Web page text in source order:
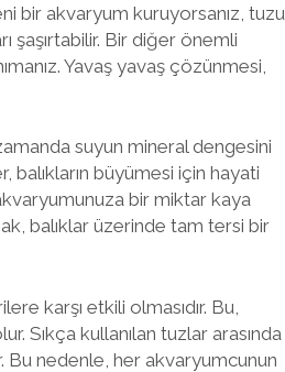
bir akvaryum kuruyorsanız, tuzu
şaşırtabilir. Bir diğer önemli
Yavaş yavaş çözünmesi,
suyun mineral dengesini
büyümesi için hayati
bir miktar kaya
balıklar üzerinde tam tersi bir
karşı etkili olmasıdır. Bu,
Sıkça kullanılan tuzlar arasında
Bu nedenle, her akvaryumcunun